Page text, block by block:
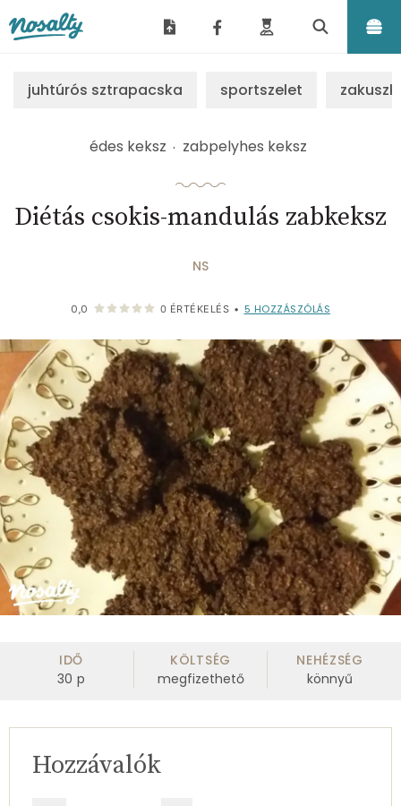
juhtúrós sztrapacska sportszelet
édes keksz zabpelyhes keksz
Diétás csokis-mandulás zabkeksz
NS
0,0 0 ÉRTÉKELÉS • 5 HOZZÁSZÓLÁS
IDŐ
30 p
KÖLTSÉG
megfizethető
NEHÉZSÉG
könnyű
Hozzávalók